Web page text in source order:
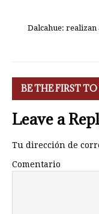
Dalcahue:
BE THE FIRST
Leave a
Tu dirección de
Comentario